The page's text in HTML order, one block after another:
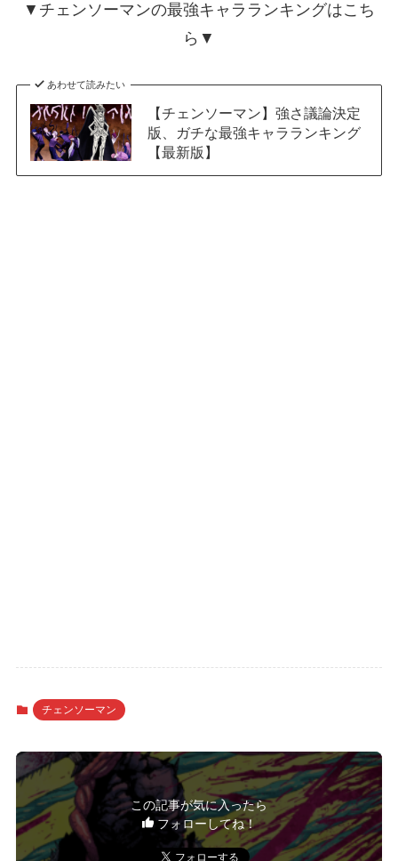
▼チェンソーマンの最強キャラランキングはこち
ら▼
あわせて読みたい
【チェンソーマン】強さ議論決定
版、ガチな最強キャラランキング
【最新版】
チェンソーマン
この記事が気に入ったら
フォローしてね！